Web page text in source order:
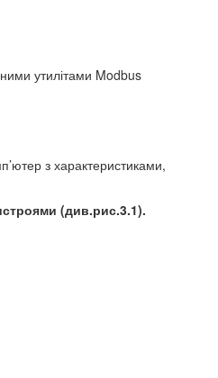
утилітами Modbus
з характеристиками,
(див.рис.3.1).